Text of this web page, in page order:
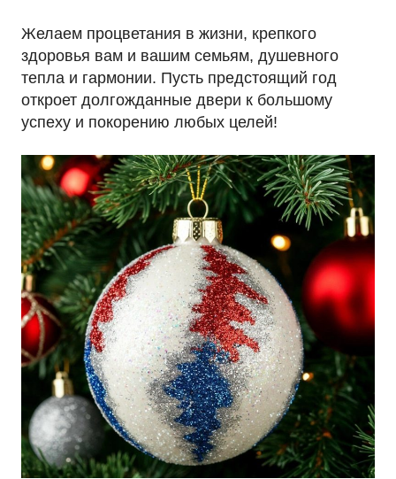
Желаем процветания в жизни, крепкого
здоровья вам и вашим семьям, душевного
тепла и гармонии. Пусть предстоящий год
откроет долгожданные двери к большому
успеху и покорению любых целей!